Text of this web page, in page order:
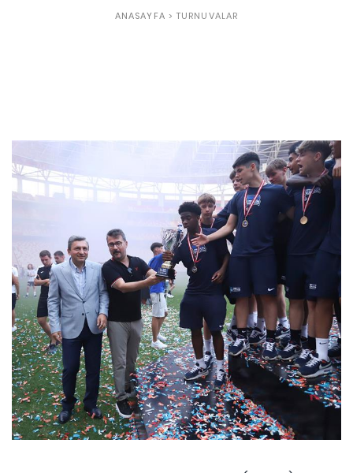
ANASAYFA > TURNUVALAR